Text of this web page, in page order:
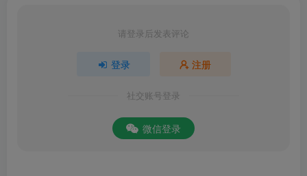
请登录后发表评论
登录 注册
社交账号登录
微信登录